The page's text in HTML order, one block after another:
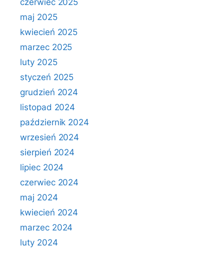
czerwiec 2025
maj 2025
kwiecień 2025
marzec 2025
luty 2025
styczeń 2025
grudzień 2024
listopad 2024
październik 2024
wrzesień 2024
sierpień 2024
lipiec 2024
czerwiec 2024
maj 2024
kwiecień 2024
marzec 2024
luty 2024